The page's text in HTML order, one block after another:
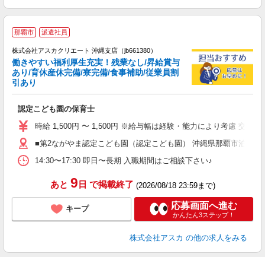
那覇市 派遣社員
株式会社アスカクリエート 沖縄支店（jb661380）
働きやすい福利厚生充実！残業なし/昇給賞与
あり/育休産休完備/寮完備/食事補助/従業員割
引あり
認定こども園の保育士
時給 1,500円 〜 1,500円 ※給与幅は経験・能力により考慮 交通
■第2ながやま認定こども園（認定こども園） 沖縄県那覇市泊２丁
14:30〜17:30 即日〜長期 入職期間はご相談下さい♪
あと 9 日 で掲載終了 (2026/08/18 23:59まで)
キープ 応募画面へ進む
かんたん3ステップ！
株式会社アスカ の他の求人をみる